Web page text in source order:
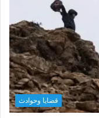
قضايا وحوادث